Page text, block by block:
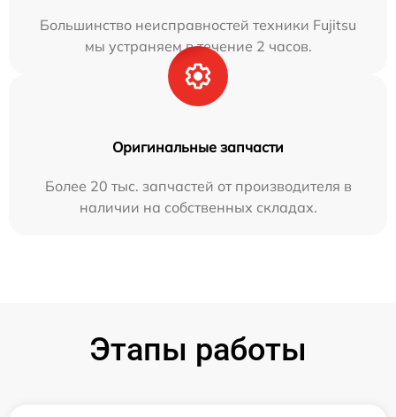
Большинство неисправностей техники Fujitsu
мы устраняем в течение 2 часов.
Оригинальные запчасти
Более 20 тыс. запчастей от производителя в
наличии на собственных складах.
Этапы работы